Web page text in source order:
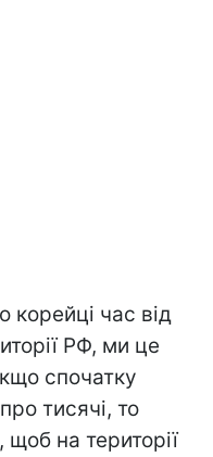
корейці час від
РФ, ми це
спочатку
тисячі, то
на території